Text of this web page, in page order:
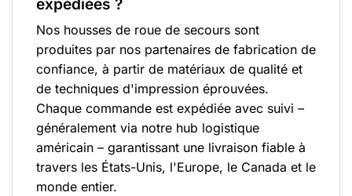
Nos housses de roue de secours sont
produites par nos partenaires de fabrication de
confiance, à partir de matériaux de qualité et
de techniques d'impression éprouvées.
Chaque commande est expédiée avec suivi –
généralement via notre hub logistique
américain – garantissant une livraison fiable à
travers les États-Unis, l'Europe, le Canada et le
monde entier.